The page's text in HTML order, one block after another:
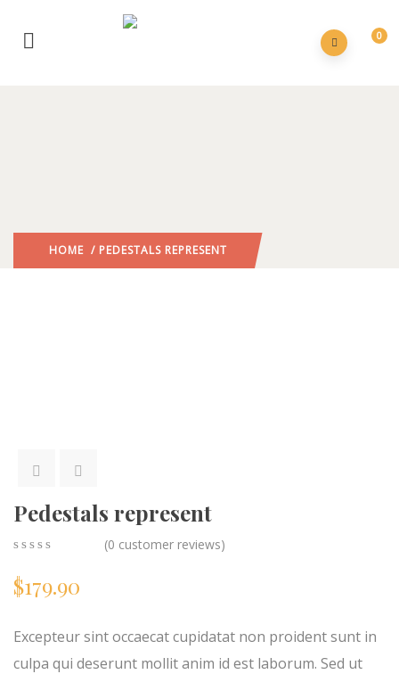
0
HOME / PEDESTALS REPRESENT
Pedestals represent
out
of
on
customer
ratings
(0 customer reviews)
$179.90
Excepteur sint occaecat cupidatat non proident sunt in
culpa qui deserunt mollit anim id est laborum. Sed ut